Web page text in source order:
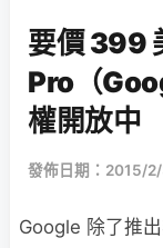
要價 399
Pro（
權開放中
發佈日期：2015/
Google 除了推